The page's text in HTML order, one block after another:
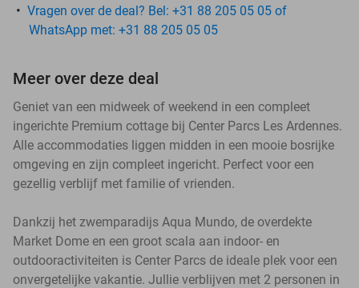
Vragen over de deal? Bel: +31 88 205 05 05 of
WhatsApp met: +31 88 205 05 05
Meer over deze deal
Geniet van een midweek of weekend in een compleet
ingerichte Premium cottage bij Center Parcs Les Ardennes.
Alle accommodaties liggen midden in een mooie bosrijke
omgeving en zijn compleet ingericht. Perfect voor een
gezellig verblijf met familie of vrienden.
Dankzij het zwemparadijs Aqua Mundo, de overdekte
Market Dome en een groot scala aan indoor- en
outdooractiviteiten is Center Parcs de ideale plek voor een
onvergetelijke vakantie. Jullie verblijven met 2 personen in